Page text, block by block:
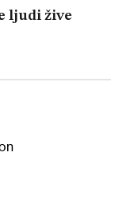
ljudi žive